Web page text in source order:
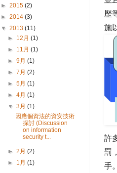
歷
施
許
罰
手
► 2015 (2)
► 2014 (3)
▼ 2013 (11)
► 12月 (1)
► 11月 (1)
►9月 (1)
►7月 (2)
►5月 (1)
►4月 (1)
▼3月 (1)
因應個資法的資安技術
探討 (Discussion
on information
security t...
►2月 (2)
► 1月 (1)